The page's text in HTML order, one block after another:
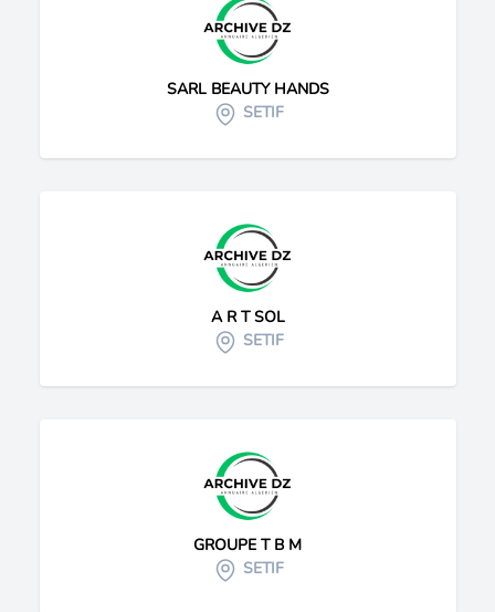
SARL BEAUTY HANDS
SETIF
A R T SOL
SETIF
GROUPE T B M
SETIF